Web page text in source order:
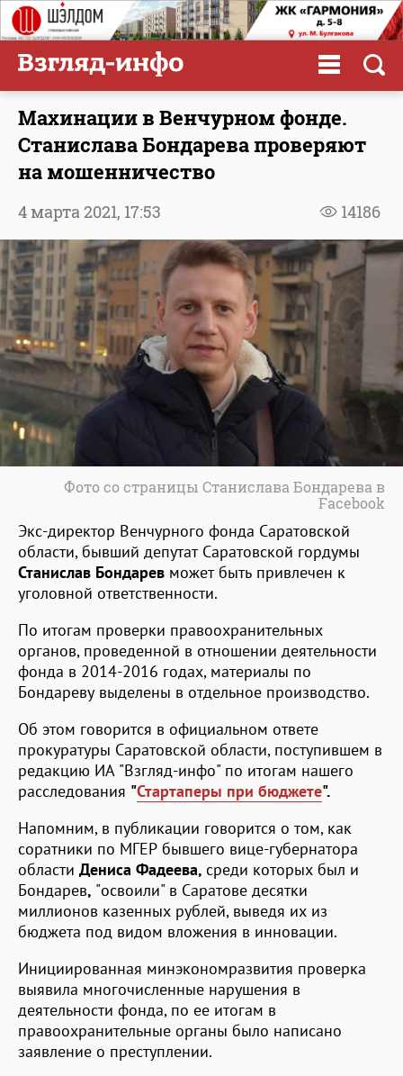
Махинации в Венчурном фонде.
Станислава Бондарева проверяют
на мошенничество
14186
4 марта 2021, 17:53
Фото со страницы Станислава Бондарева в
Facebook
Экс-директор Венчурного фонда Саратовской
области, бывший депутат Саратовской гордумы
Станислав Бондарев может быть привлечен к
уголовной ответственности.
По итогам проверки правоохранительных
органов, проведенной в отношении деятельности
фонда в 2014-2016 годах, материалы по
Бондареву выделены в отдельное производство.
Об этом говорится в официальном ответе
прокуратуры Саратовской области, поступившем в
редакцию ИА "Взгляд-инфо" по итогам нашего
расследования "Стартаперы при бюджете".
Напомним, в публикации говорится о том, как
соратники по МГЕР бывшего вице-губернатора
области Дениса Фадеева, среди которых был и
Бондарев, "освоили" в Саратове десятки
миллионов казенных рублей, выведя их из
бюджета под видом вложения в инновации.
Инициированная минэкономразвития проверка
выявила многочисленные нарушения в
деятельности фонда, по ее итогам в
правоохранительные органы было написано
заявление о преступлении.